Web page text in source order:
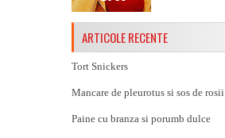
ARTICOLE RECENTE
Tort Snickers
Mancare de pleurotus si sos de rosii
Paine cu branza si porumb dulce